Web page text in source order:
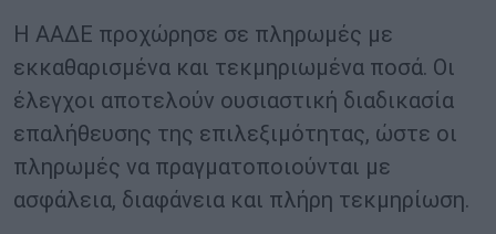
Η ΑΑΔΕ προχώρησε σε πληρωμές με
εκκαθαρισμένα και τεκμηριωμένα ποσά. Οι
έλεγχοι αποτελούν ουσιαστική διαδικασία
επαλήθευσης της επιλεξιμότητας, ώστε οι
πληρωμές να πραγματοποιούνται με
ασφάλεια, διαφάνεια και πλήρη τεκμηρίωση.